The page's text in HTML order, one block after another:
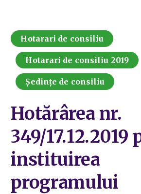
Hotarari de consiliu
Hotarari de consiliu 2019
Ședințe de consiliu
Hotărârea nr.
349/
instituirea
programului